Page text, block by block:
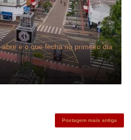
e o que fecha no primeiro dia
Postagem mais antiga